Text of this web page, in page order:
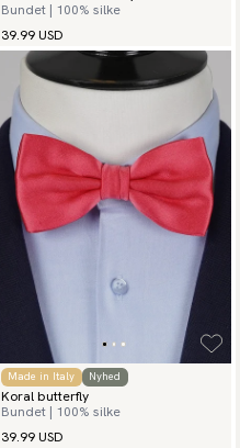
Bundet | 100% silke
39.99 USD
Made in Italy Nyhed
Koral butterfly
Bundet | 100% silke
39.99 USD